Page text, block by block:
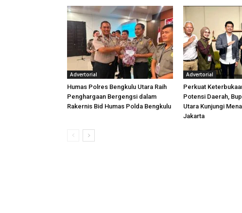
Advertorial
Humas Polres Bengkulu Utara Raih
Penghargaan Bergengsi dalam
Rakernis Bid Humas Polda Bengkulu
Advertorial
Perkuat
Potensi Daerah,
Utara Kunjungi
Jakarta